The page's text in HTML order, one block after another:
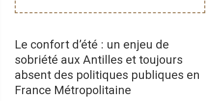
Le confort d’été : un enjeu de
sobriété aux Antilles et toujours
absent des politiques publiques en
France Métropolitaine